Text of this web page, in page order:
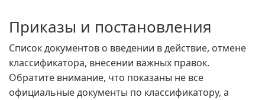
Приказы и постановления
Список документов о введении в действие, отмене
классификатора, внесении важных правок.
Обратите внимание, что показаны не все
официальные документы по классификатору, а